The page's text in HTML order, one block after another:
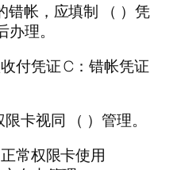
错帐，应填制 （ ）凭
理。
付凭证 C：错帐凭证
卡视同 （ ）管理。
常权限卡使用